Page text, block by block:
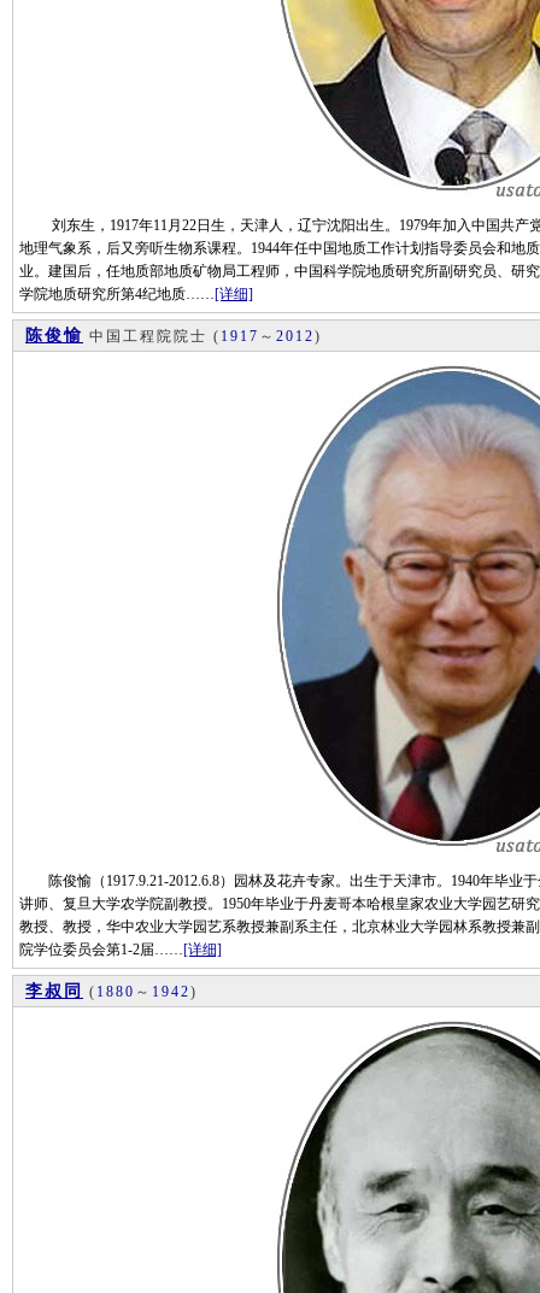
刘东生，1917年11月22日生，天津人，辽宁沈阳出生。1979年加入中国共产
地理气象系，后又旁听生物系课程。1944年任中国地质工作计划指导委员会和地
业。建国后，任地质部地质矿物局工程师，中国科学院地质研究所副研究员、研
学院地质研究所第4纪地质……[详细]
陈俊愉 中国工程院院士 ( 1917 ～ 2012)
陈俊愉（1917.9.21-2012.6.8）园林及花卉专家。出生于天津市。1940年毕业
讲师、复旦大学农学院副教授。1950年毕业于丹麦哥本哈根皇家农业大学园艺研
教授、教授，华中农业大学园艺系教授兼副系主任，北京林业大学园林系教授兼
院学位委员会第1-2届……[详细]
李叔同 ( 1880 ～ 1942)